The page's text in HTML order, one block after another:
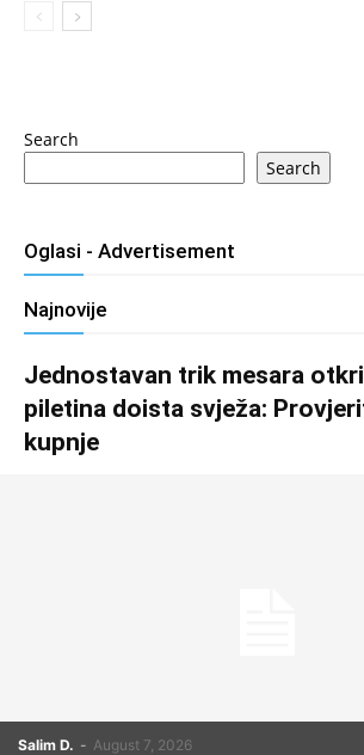
Search
Search
Oglasi - Advertisement
Najnovije
Jednostavan trik mesara
piletina doista svježa:
kupnje
Salim D. - August 7, 2026